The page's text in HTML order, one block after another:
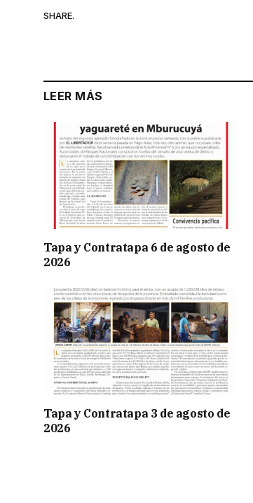
SHARE.
LEER MÁS
Tapa y Contratapa 6 de agosto de
2026
Tapa y Contratapa 3 de agosto de
2026